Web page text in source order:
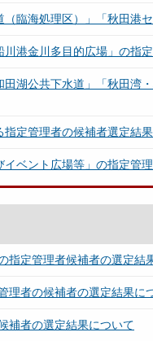
（臨海処理区）」「秋田
川港金川多目的広場」の指
田湖公共下水道」「秋田
指定管理者の候補者選定結
イベント広場等」の指定管
指定管理者候補者の選定結
理者の候補者の選定結果に
補者の選定結果について